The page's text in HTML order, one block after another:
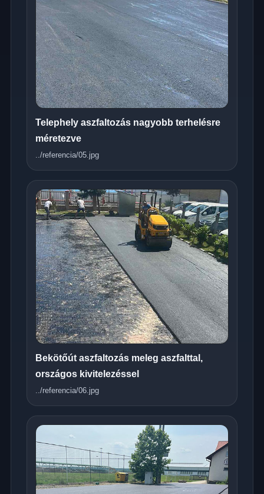
Telephely aszfaltozás nagyobb terhelésre
méretezve
../referencia/05.jpg
Bekötőút aszfaltozás meleg aszfalttal,
országos kivitelezéssel
../referencia/06.jpg